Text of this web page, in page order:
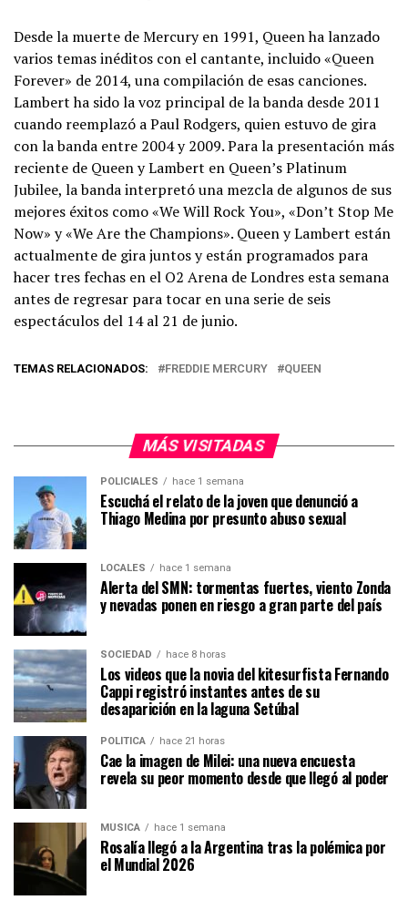
Desde la muerte de Mercury en 1991, Queen ha lanzado
varios temas inéditos con el cantante, incluido «Queen
Forever» de 2014, una compilación de esas canciones.
Lambert ha sido la voz principal de la banda desde 2011
cuando reemplazó a Paul Rodgers, quien estuvo de gira
con la banda entre 2004 y 2009. Para la presentación más
reciente de Queen y Lambert en Queen’s Platinum
Jubilee, la banda interpretó una mezcla de algunos de sus
mejores éxitos como «We Will Rock You», «Don’t Stop Me
Now» y «We Are the Champions». Queen y Lambert están
actualmente de gira juntos y están programados para
hacer tres fechas en el O2 Arena de Londres esta semana
antes de regresar para tocar en una serie de seis
espectáculos del 14 al 21 de junio.
TEMAS RELACIONADOS: FREDDIE MERCURY QUEEN
MÁS VISITADAS
POLICIALES hace 1 semana
Escuchá el relato de la joven que denunció a
Thiago Medina por presunto abuso sexual
LOCALES hace 1 semana
Alerta del SMN: tormentas fuertes, viento Zonda
y nevadas ponen en riesgo a gran parte del país
SOCIEDAD hace 8 horas
Los videos que la novia del kitesurfista Fernando
Cappi registró instantes antes de su
desaparición en la laguna Setúbal
POLÍTICA hace 21 horas
Cae la imagen de Milei: una nueva encuesta
revela su peor momento desde que llegó al poder
MÚSICA hace 1 semana
Rosalía llegó a la Argentina tras la polémica por
el Mundial 2026